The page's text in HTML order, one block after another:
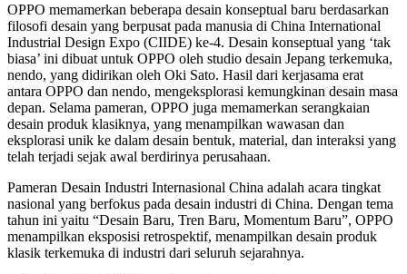
OPPO memamerkan beberapa desain konseptual baru berdasarkan
filosofi desain yang berpusat pada manusia di China International
Industrial Design Expo (CIIDE) ke-4. Desain konseptual yang ‘tak
biasa’ ini dibuat untuk OPPO oleh studio desain Jepang terkemuka,
nendo, yang didirikan oleh Oki Sato. Hasil dari kerjasama erat
antara OPPO dan nendo, mengeksplorasi kemungkinan desain masa
depan. Selama pameran, OPPO juga memamerkan serangkaian
desain produk klasiknya, yang menampilkan wawasan dan
eksplorasi unik ke dalam desain bentuk, material, dan interaksi yang
telah terjadi sejak awal berdirinya perusahaan.
Pameran Desain Industri Internasional China adalah acara tingkat
nasional yang berfokus pada desain industri di China. Dengan tema
tahun ini yaitu “Desain Baru, Tren Baru, Momentum Baru”, OPPO
menampilkan eksposisi retrospektif, menampilkan desain produk
klasik terkemuka di industri dari seluruh sejarahnya.